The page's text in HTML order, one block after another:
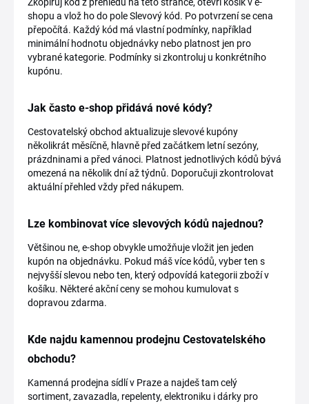
shopu a vlož ho do pole Slevový kód. Po potvrzení se cena
přepočítá. Každý kód má vlastní podmínky, například
minimální hodnotu objednávky nebo platnost jen pro
vybrané kategorie. Podmínky si zkontroluj u konkrétního
kupónu.
Jak často e-shop přidává nové kódy?
Cestovatelský obchod aktualizuje slevové kupóny
několikrát měsíčně, hlavně před začátkem letní sezóny,
prázdninami a před vánoci. Platnost jednotlivých kódů bývá
omezená na několik dní až týdnů. Doporučuji zkontrolovat
aktuální přehled vždy před nákupem.
Lze kombinovat více slevových kódů najednou?
Většinou ne, e-shop obvykle umožňuje vložit jen jeden
kupón na objednávku. Pokud máš více kódů, vyber ten s
nejvyšší slevou nebo ten, který odpovídá kategorii zboží v
košíku. Některé akční ceny se mohou kumulovat s
dopravou zdarma.
Kde najdu kamennou prodejnu Cestovatelského
obchodu?
Kamenná prodejna sídlí v Praze a najdeš tam celý
sortiment, zavazadla, repelenty, elektroniku i dárky pro